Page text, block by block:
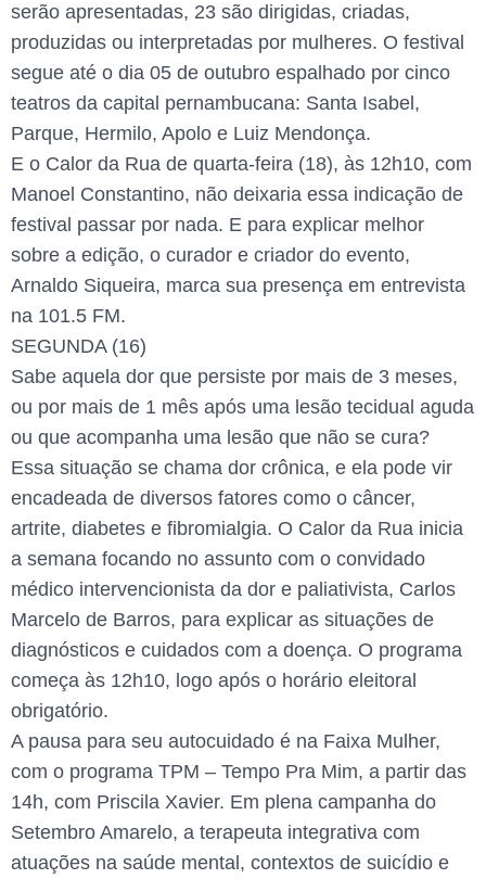
serão apresentadas, 23 são dirigidas, criadas,
produzidas ou interpretadas por mulheres. O festival
segue até o dia 05 de outubro espalhado por cinco
teatros da capital pernambucana: Santa Isabel,
Parque, Hermilo, Apolo e Luiz Mendonça.
E o Calor da Rua de quarta-feira (18), às 12h10, com
Manoel Constantino, não deixaria essa indicação de
festival passar por nada. E para explicar melhor
sobre a edição, o curador e criador do evento,
Arnaldo Siqueira, marca sua presença em entrevista
na 101.5 FM.
SEGUNDA (16)
Sabe aquela dor que persiste por mais de 3 meses,
ou por mais de 1 mês após uma lesão tecidual aguda
ou que acompanha uma lesão que não se cura?
Essa situação se chama dor crônica, e ela pode vir
encadeada de diversos fatores como o câncer,
artrite, diabetes e fibromialgia. O Calor da Rua inicia
a semana focando no assunto com o convidado
médico intervencionista da dor e paliativista, Carlos
Marcelo de Barros, para explicar as situações de
diagnósticos e cuidados com a doença. O programa
começa às 12h10, logo após o horário eleitoral
obrigatório.
A pausa para seu autocuidado é na Faixa Mulher,
com o programa TPM – Tempo Pra Mim, a partir das
14h, com Priscila Xavier. Em plena campanha do
Setembro Amarelo, a terapeuta integrativa com
atuações na saúde mental, contextos de suicídio e